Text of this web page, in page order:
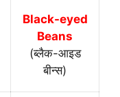
Black-eyed
Beans
(ब्लैक-आइड
बीन्स)